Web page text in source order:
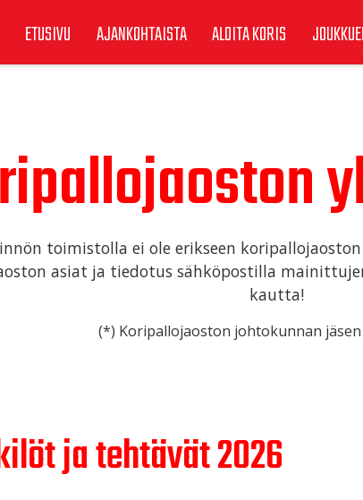
ETUSIVU AJANKOHTAISTA ALOITA KORIS
toimistolla ei ole erikseen
asiat ja tiedotus sähköpostilla
kautta!
(*) Koripallojaoston johtokunnan jäsen
ja tehtävät 2026